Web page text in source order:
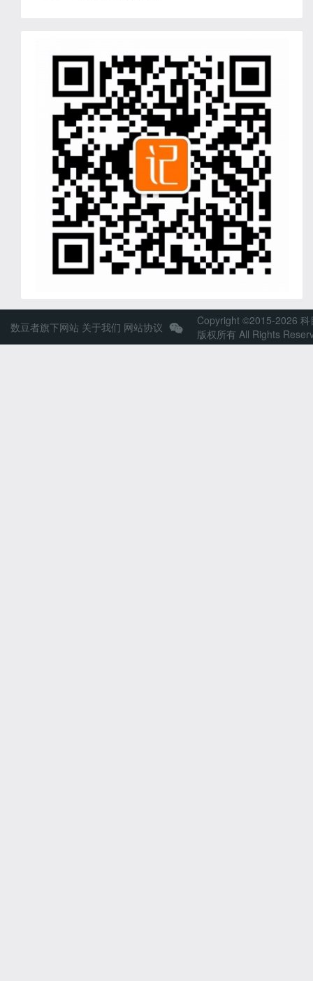
数豆者旗下网站 关于我们 网站协议
Copyright ©2015-2026
版权所有 All Rights